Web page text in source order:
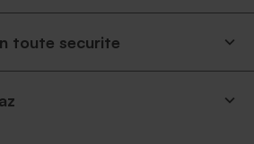
toute securite